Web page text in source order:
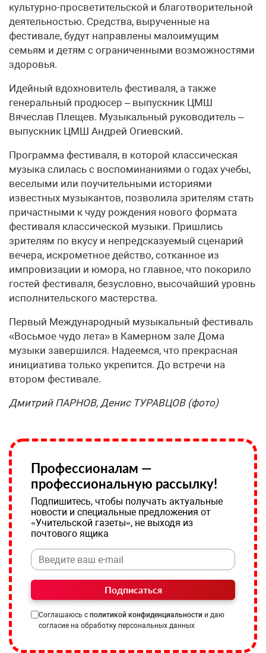
культурно-просветительской и благотворительной
деятельностью. Средства, вырученные на
фестивале, будут направлены малоимущим
семьям и детям с ограниченными возможностями
здоровья.
Идейный вдохновитель фестиваля, а также
генеральный продюсер – выпускник ЦМШ
Вячеслав Плещев. Музыкальный руководитель –
выпускник ЦМШ Андрей Огиевский.
Программа фестиваля, в которой классическая
музыка слилась с воспоминаниями о годах учебы,
веселыми или поучительными историями
известных музыкантов, позволила зрителям стать
причастными к чуду рождения нового формата
фестиваля классической музыки. Пришлись
зрителям по вкусу и непредсказуемый сценарий
вечера, искрометное действо, сотканное из
импровизации и юмора, но главное, что покорило
гостей фестиваля, безусловно, высочайший уровнь
исполнительского мастерства.
Первый Международный музыкальный фестиваль
«Восьмое чудо лета» в Камерном зале Дома
музыки завершился. Надеемся, что прекрасная
инициатива только укрепится. До встречи на
втором фестивале.
Дмитрий ПАРНОВ, Денис ТУРАВЦОВ (фото)
Профессионалам —
профессиональную рассылку!
Подпишитесь, чтобы получать актуальные
новости и специальные предложения от
«Учительской газеты», не выходя из
почтового ящика
Подписаться
Соглашаюсь с политикой конфиденциальности и даю
согласие на обработку персональных данных